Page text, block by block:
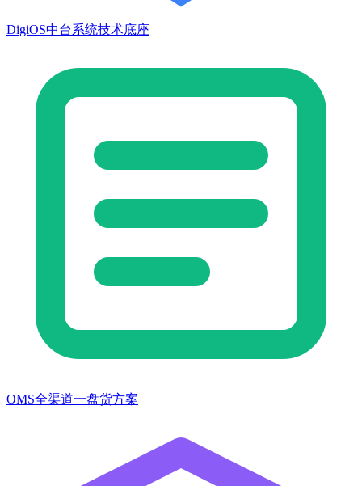
DigiOS中台系统技术底座
OMS全渠道一盘货方案